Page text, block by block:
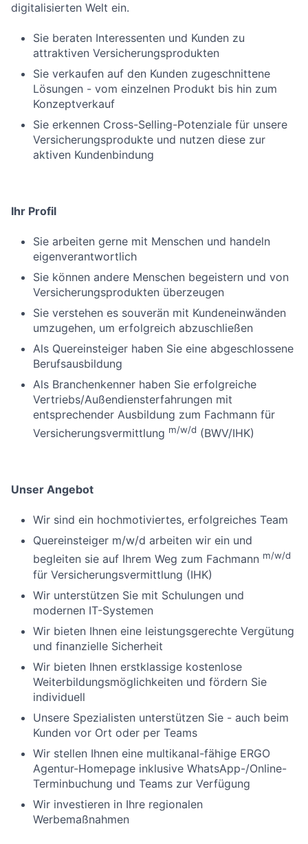
digitalisierten Welt ein.
Sie beraten Interessenten und Kunden zu
attraktiven Versicherungsprodukten
Sie verkaufen auf den Kunden zugeschnittene
Lösungen - vom einzelnen Produkt bis hin zum
Konzeptverkauf
Sie erkennen Cross-Selling-Potenziale für unsere
Versicherungsprodukte und nutzen diese zur
aktiven Kundenbindung
Ihr Profil
Sie arbeiten gerne mit Menschen und handeln
eigenverantwortlich
Sie können andere Menschen begeistern und von
Versicherungsprodukten überzeugen
Sie verstehen es souverän mit Kundeneinwänden
umzugehen, um erfolgreich abzuschließen
Als Quereinsteiger haben Sie eine abgeschlossene
Berufsausbildung
Als Branchenkenner haben Sie erfolgreiche
Vertriebs/Außendiensterfahrungen mit
entsprechender Ausbildung zum Fachmann für
Versicherungsvermittlung m/w/d (BWV/IHK)
Unser Angebot
Wir sind ein hochmotiviertes, erfolgreiches Team
Quereinsteiger m/w/d arbeiten wir ein und
begleiten sie auf Ihrem Weg zum Fachmann m/w/d
für Versicherungsvermittlung (IHK)
Wir unterstützen Sie mit Schulungen und
modernen IT-Systemen
Wir bieten Ihnen eine leistungsgerechte Vergütung
und finanzielle Sicherheit
Wir bieten Ihnen erstklassige kostenlose
Weiterbildungsmöglichkeiten und fördern Sie
individuell
Unsere Spezialisten unterstützen Sie - auch beim
Kunden vor Ort oder per Teams
Wir stellen Ihnen eine multikanal-fähige ERGO
Agentur-Homepage inklusive WhatsApp-/Online-
Terminbuchung und Teams zur Verfügung
Wir investieren in Ihre regionalen
Werbemaßnahmen